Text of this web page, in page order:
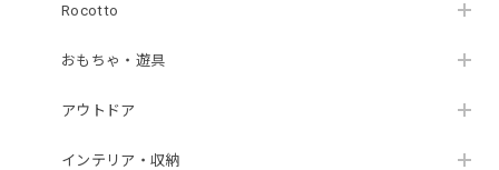
Rocotto
おもちゃ・遊具
アウトドア
インテリア・収納